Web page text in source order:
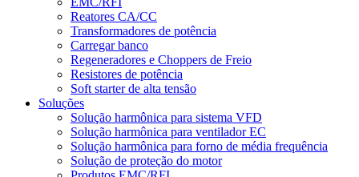
Reatores CA/CC
Transformadores de potência
Carregar banco
Regeneradores e Choppers de Freio
Resistores de potência
Soft starter de alta tensão
Soluções
Solução harmônica para sistema VFD
Solução harmônica para ventilador EC
Solução harmônica para forno de média frequência
Solução de proteção do motor